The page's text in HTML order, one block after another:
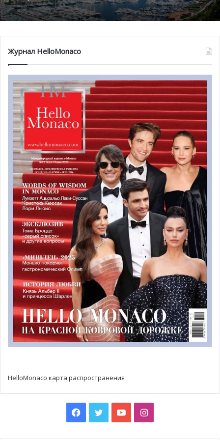
Торжественная церемония вручения наград проходила
в Яхт-клубе Монако. Ежегодную премию итальянский
футболист получил из рук Князя Альбера II. Кроме того,
еще четыре спортсмена победили в номинации
«Легенды футбола»: португальский футболист Деку,
испанец Карлес Пуйоль, немецкий вратарь Оливер Кан,
а также голландский игрок Франк де Бур. Они также
оставят свой след на аллее футбольной славы в Монако.
Как мыписали ранее, “легендами футбола” каждый раз
становятся наиболее заслуженные игроки с большим
количеством наград за плечами. Ведь вручать одну-
единственную премию было бы просто нечестно: в
разных клубах в каждой стране играет много достойных
футболистов. Как правило, специальная комиссия
отмечает ветеранов футбола, которые уже давно
завершили футбольную карьеру.
Журнал HelloMonaco
HelloMonaco карта распространения
Facebook
TwitterYouTubeInstagram